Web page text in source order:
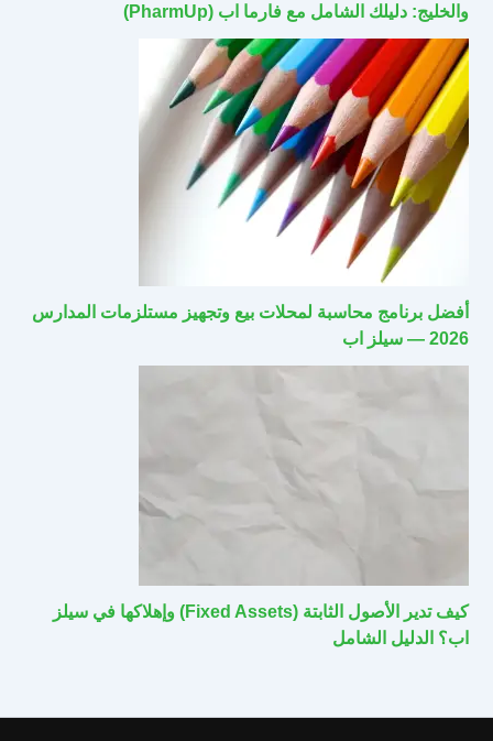
والخليج: دليلك الشامل مع فارما اب (PharmUp)
أفضل برنامج محاسبة لمحلات بيع وتجهيز مستلزمات المدارس
2026 — سيلز اب
كيف تدير الأصول الثابتة (Fixed Assets) وإهلاكها في سيلز
اب؟ الدليل الشامل